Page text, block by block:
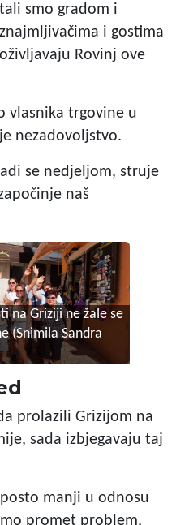
smo gradom i
i gostima
Rovinj ove
vlasnika trgovine u
nezadovoljstvo.
se nedjeljom, struje
naš
na Griziji ne žale se
(Snimila Sandra
prolazili Grizijom na
sada izbjegavaju taj
manji u odnosu
promet problem,